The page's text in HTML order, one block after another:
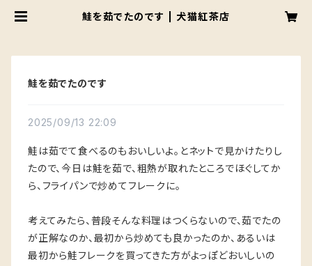
鮭を茹でたのです | 犬猫紅茶店
鮭を茹でたのです
2025/09/13 22:09
鮭は茹でて食べるのもおいしいよ。とネットで見かけたりし
たので、今日は鮭を茹で、粗熱が取れたところでほぐしてか
ら、フライパンで炒めてフレークに。
考えてみたら、普段そんな料理はつくらないので、茹でたの
が正解なのか、最初から炒めても良かったのか、あるいは
最初から鮭フレークを買ってきた方がよっぽどおいしいの